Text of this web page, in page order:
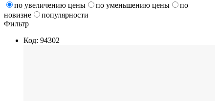
по увеличению цены
по уменьшению цены
по
новизне
популярности
Фильтр
Код: 94302